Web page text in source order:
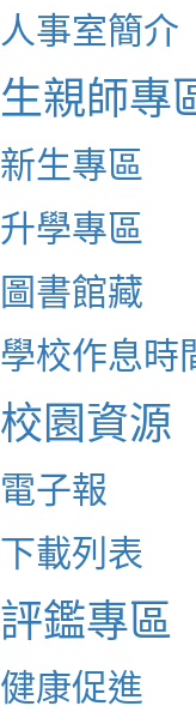
人事室簡介
生親師專
新生專區
升學專區
圖書館藏
學校作息時
校園資源
電子報
下載列表
評鑑專區
健康促進